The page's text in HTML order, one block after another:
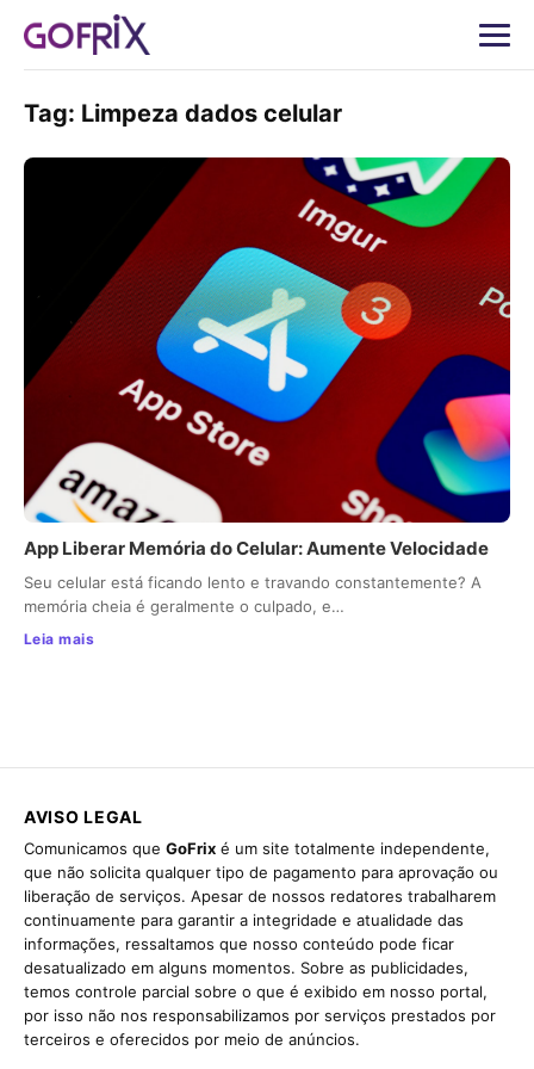
Tag: Limpeza dados celular
App Liberar Memória do Celular: Aumente Velocidade
Seu celular está ficando lento e travando constantemente? A
memória cheia é geralmente o culpado, e…
Leia mais
AVISO LEGAL
Comunicamos que GoFrix é um site totalmente independente,
que não solicita qualquer tipo de pagamento para aprovação ou
liberação de serviços. Apesar de nossos redatores trabalharem
continuamente para garantir a integridade e atualidade das
informações, ressaltamos que nosso conteúdo pode ficar
desatualizado em alguns momentos. Sobre as publicidades,
temos controle parcial sobre o que é exibido em nosso portal,
por isso não nos responsabilizamos por serviços prestados por
terceiros e oferecidos por meio de anúncios.